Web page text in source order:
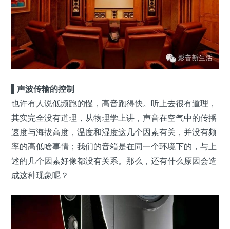
▌声波传输的控制
也许有人说低频跑的慢，高音跑得快。听上去很有道理，
其实完全没有道理，从物理学上讲，声音在空气中的传播
速度与海拔高度，温度和湿度这几个因素有关，并没有频
率的高低啥事情；我们的音箱是在同一个环境下的，与上
述的几个因素好像都没有关系。那么，还有什么原因会造
成这种现象呢？